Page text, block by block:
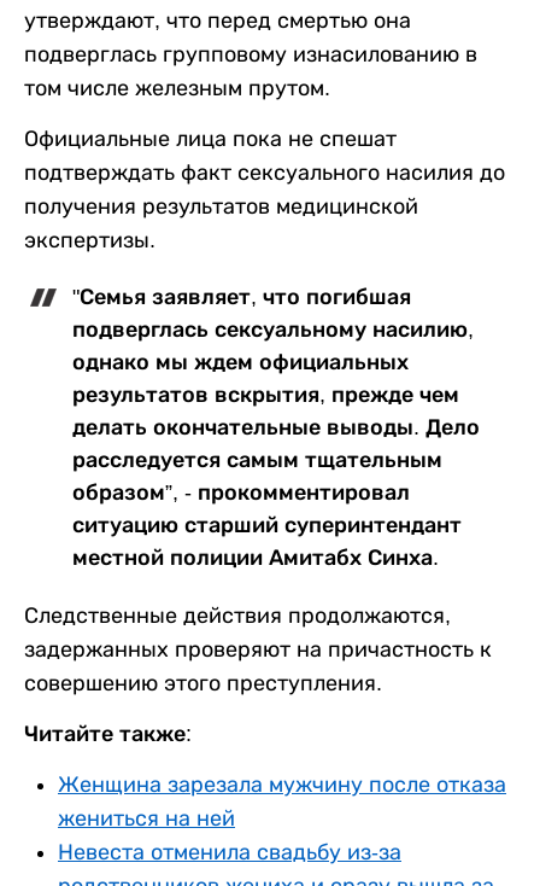
утверждают, что перед смертью она
подверглась групповому изнасилованию в
том числе железным прутом.
Официальные лица пока не спешат
подтверждать факт сексуального насилия до
получения результатов медицинской
экспертизы.
"Семья заявляет, что погибшая
подверглась сексуальному насилию,
однако мы ждем официальных
результатов вскрытия, прежде чем
делать окончательные выводы. Дело
расследуется самым тщательным
образом”, - прокомментировал
ситуацию старший суперинтендант
местной полиции Амитабх Синха.
Следственные действия продолжаются,
задержанных проверяют на причастность к
совершению этого преступления.
Читайте также:
Женщина зарезала мужчину после отказа
жениться на ней
Невеста отменила свадьбу из-за